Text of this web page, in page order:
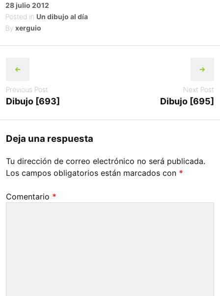
Posted
on
28 julio 2012
Posted in Un dibujo al día
By xerguio
navigation
Previous Post
Dibujo [693]
Next Post
Dibujo [695]
Deja una respuesta
Tu dirección de correo electrónico no será publicada.
Los campos obligatorios están marcados con *
Comentario *